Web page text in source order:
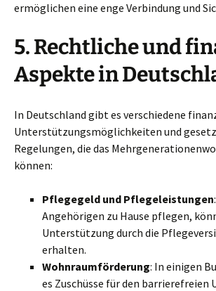
ermöglichen eine enge Verbindung und
5. Rechtliche und
Aspekte in
In Deutschland gibt es verschiedene
Unterstützungsmöglichkeiten und
Regelungen, die das
können:
Pflegegeld und Pflegeleistungen
Angehörigen zu Hause pflegen,
Unterstützung durch die
erhalten.
Wohnraumförderung: In einigen
es Zuschüsse für den barrierefreien